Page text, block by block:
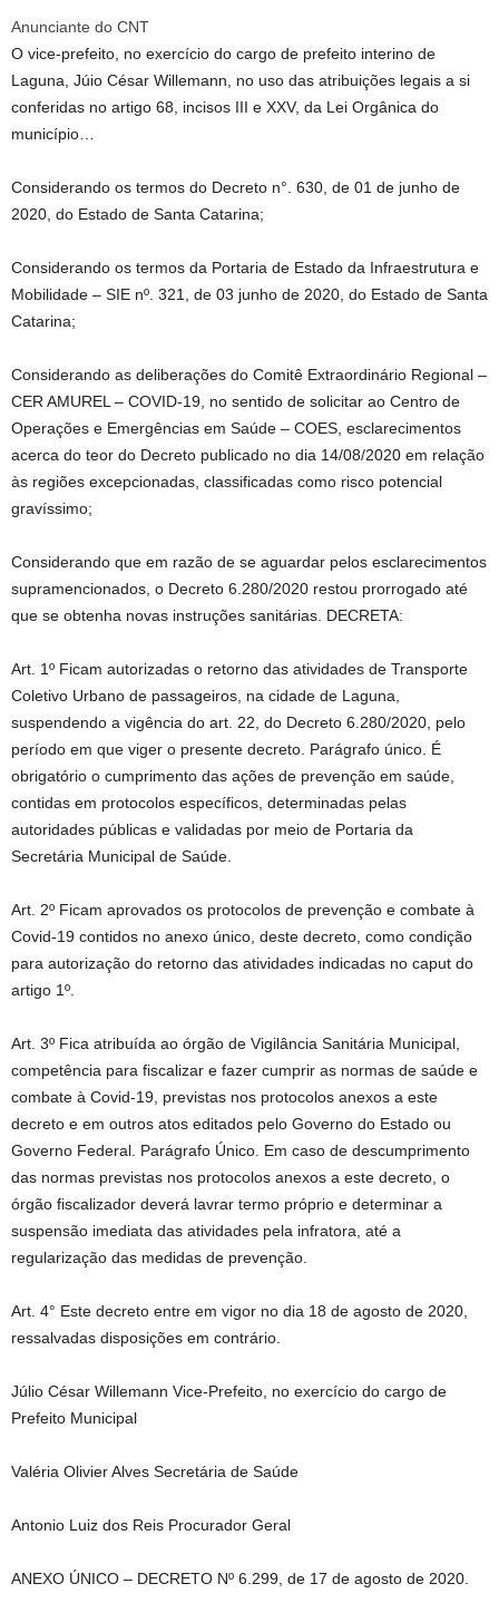
Anunciante do CNT
O vice-prefeito, no exercício do cargo de prefeito interino de
Laguna, Júio César Willemann, no uso das atribuições legais a si
conferidas no artigo 68, incisos III e XXV, da Lei Orgânica do
município…
Considerando os termos do Decreto n°. 630, de 01 de junho de
2020, do Estado de Santa Catarina;
Considerando os termos da Portaria de Estado da Infraestrutura e
Mobilidade – SIE nº. 321, de 03 junho de 2020, do Estado de Santa
Catarina;
Considerando as deliberações do Comitê Extraordinário Regional –
CER AMUREL – COVID-19, no sentido de solicitar ao Centro de
Operações e Emergências em Saúde – COES, esclarecimentos
acerca do teor do Decreto publicado no dia 14/08/2020 em relação
às regiões excepcionadas, classificadas como risco potencial
gravíssimo;
Considerando que em razão de se aguardar pelos esclarecimentos
supramencionados, o Decreto 6.280/2020 restou prorrogado até
que se obtenha novas instruções sanitárias. DECRETA:
Art. 1º Ficam autorizadas o retorno das atividades de Transporte
Coletivo Urbano de passageiros, na cidade de Laguna,
suspendendo a vigência do art. 22, do Decreto 6.280/2020, pelo
período em que viger o presente decreto. Parágrafo único. É
obrigatório o cumprimento das ações de prevenção em saúde,
contidas em protocolos específicos, determinadas pelas
autoridades públicas e validadas por meio de Portaria da
Secretária Municipal de Saúde.
Art. 2º Ficam aprovados os protocolos de prevenção e combate à
Covid-19 contidos no anexo único, deste decreto, como condição
para autorização do retorno das atividades indicadas no caput do
artigo 1º.
Art. 3º Fica atribuída ao órgão de Vigilância Sanitária Municipal,
competência para fiscalizar e fazer cumprir as normas de saúde e
combate à Covid-19, previstas nos protocolos anexos a este
decreto e em outros atos editados pelo Governo do Estado ou
Governo Federal. Parágrafo Único. Em caso de descumprimento
das normas previstas nos protocolos anexos a este decreto, o
órgão fiscalizador deverá lavrar termo próprio e determinar a
suspensão imediata das atividades pela infratora, até a
regularização das medidas de prevenção.
Art. 4° Este decreto entre em vigor no dia 18 de agosto de 2020,
ressalvadas disposições em contrário.
Júlio César Willemann Vice-Prefeito, no exercício do cargo de
Prefeito Municipal
Valéria Olivier Alves Secretária de Saúde
Antonio Luiz dos Reis Procurador Geral
ANEXO ÚNICO – DECRETO Nº 6.299, de 17 de agosto de 2020.